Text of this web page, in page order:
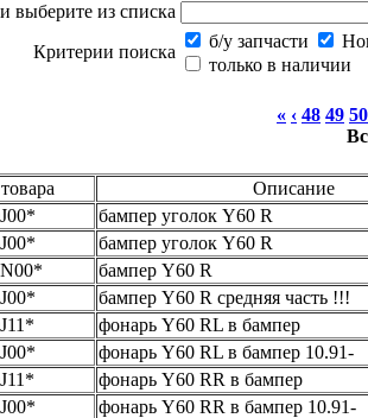
выберите из списка
Критерии поиска
б/у запчасти
только в наличии
« ‹ 48 49 50
Описание
бампер уголок Y60 R
бампер уголок Y60 R
бампер Y60 R
бампер Y60 R средняя часть !!!
фонарь Y60 RL в бампер
фонарь Y60 RL в бампер 10.91-
фонарь Y60 RR в бампер
фонарь Y60 RR в бампер 10.91-